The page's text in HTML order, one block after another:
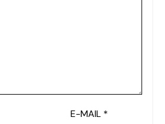
E-MAIL *